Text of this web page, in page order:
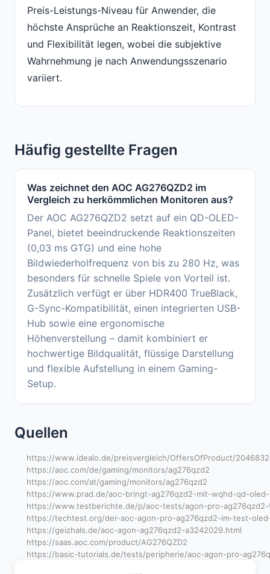
Preis-Leistungs-Niveau für Anwender, die
höchste Ansprüche an Reaktionszeit, Kontrast
und Flexibilität legen, wobei die subjektive
Wahrnehmung je nach Anwendungsszenario
variiert.
Häufig gestellte Fragen
Was zeichnet den AOC AG276QZD2 im
Vergleich zu herkömmlichen Monitoren aus?
Der AOC AG276QZD2 setzt auf ein QD-OLED-
Panel, bietet beeindruckende Reaktionszeiten
(0,03 ms GTG) und eine hohe
Bildwiederholfrequenz von bis zu 280 Hz, was
besonders für schnelle Spiele von Vorteil ist.
Zusätzlich verfügt er über HDR400 TrueBlack,
G-Sync-Kompatibilität, einen integrierten USB-
Hub sowie eine ergonomische
Höhenverstellung – damit kombiniert er
hochwertige Bildqualität, flüssige Darstellung
und flexible Aufstellung in einem Gaming-
Setup.
Quellen
https://www.idealo.de/preisvergleich/OffersOfProduct/
https://aoc.com/de/gaming/monitors/ag276qzd2
https://aoc.com/at/gaming/monitors/ag276qzd2
https://www.prad.de/aoc-bringt-ag276qzd2-mit-wqhd-qd-
https://www.testberichte.de/p/aoc-tests/agon-pro-
https://techtest.org/der-aoc-agon-pro-ag276qzd2-im-test-
https://geizhals.de/aoc-agon-ag276qzd2-a3242029.html
https://saas.aoc.com/product/AG276QZD2
https://basic-tutorials.de/tests/peripherie/aoc-agon-pro-